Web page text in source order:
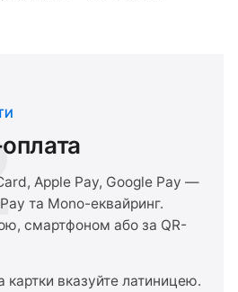
Apple Pay, Google Pay —
та Mono-еквайринг.
смартфоном або за QR-
картки вказуйте латиницею.